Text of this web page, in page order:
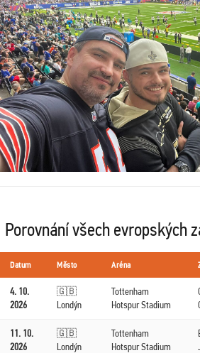
Porovnání všech evropských
Datum Město Aréna
4. 10.
2026
🇬🇧
Londýn
Tottenham
Hotspur Stadium
11. 10.
2026
🇬🇧
Londýn
Tottenham
Hotspur Stadium